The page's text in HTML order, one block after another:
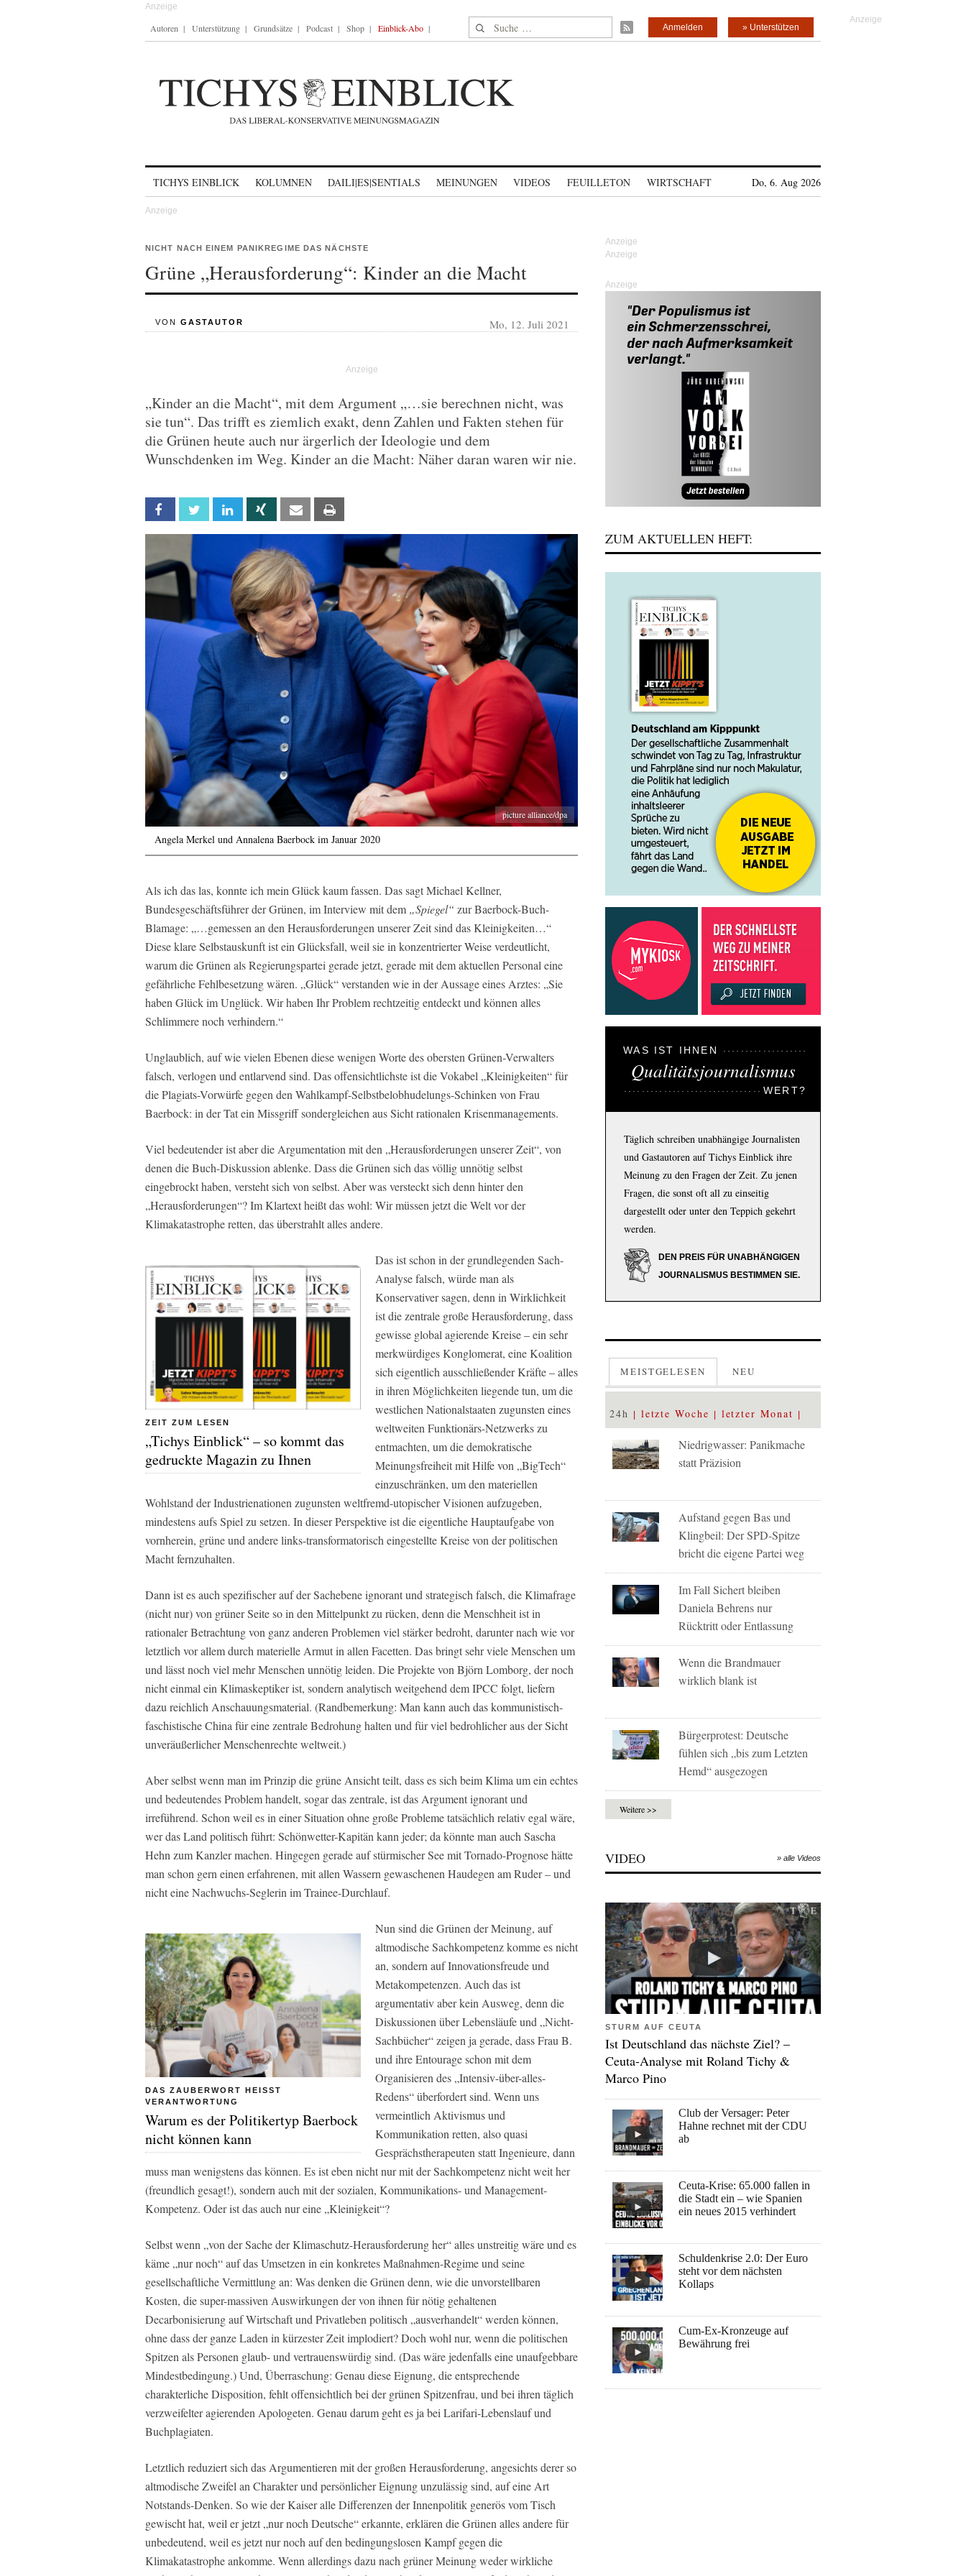
Autoren Unterstützung Grundsätze Podcast Shop Einblick-Abo Suche nach: » Unterstützen
Anmelden
TICHYS EINBLICK KOLUMNEN DAILI|ES|SENTIALS MEINUNGEN VIDEOS FEUILLETON WIRTSCHAFT Do, 6. Aug 2026
NICHT NACH EINEM PANIKREGIME DAS NÄCHSTE
Grüne „Herausforderung“: Kinder an die Macht
VON GASTAUTOR Mo, 12. Juli 2021
„Kinder an die Macht“, mit dem Argument „…sie berechnen nicht, was
sie tun“. Das trifft es ziemlich exakt, denn Zahlen und Fakten stehen für
die Grünen heute auch nur ärgerlich der Ideologie und dem
Wunschdenken im Weg. Kinder an die Macht: Näher daran waren wir nie.
Facebook Twitter Linkedin Xing Email
picture alliance/dpa
Angela Merkel und Annalena Baerbock im Januar 2020
Als ich das las, konnte ich mein Glück kaum fassen. Das sagt Michael Kellner,
Bundesgeschäftsführer der Grünen, im Interview mit dem „Spiegel“ zur Baerbock-Buch-
Blamage: „…gemessen an den Herausforderungen unserer Zeit sind das Kleinigkeiten…“
Diese klare Selbstauskunft ist ein Glücksfall, weil sie in konzentrierter Weise verdeutlicht,
warum die Grünen als Regierungspartei gerade jetzt, gerade mit dem aktuellen Personal eine
gefährliche Fehlbesetzung wären. „Glück“ verstanden wie in der Aussage eines Arztes: „Sie
haben Glück im Unglück. Wir haben Ihr Problem rechtzeitig entdeckt und können alles
Schlimmere noch verhindern.“
Unglaublich, auf wie vielen Ebenen diese wenigen Worte des obersten Grünen-Verwalters
falsch, verlogen und entlarvend sind. Das offensichtlichste ist die Vokabel „Kleinigkeiten“ für
die Plagiats-Vorwürfe gegen den Wahlkampf-Selbstbelobhudelungs-Schinken von Frau
Baerbock: in der Tat ein Missgriff sondergleichen aus Sicht rationalen Krisenmanagements.
Viel bedeutender ist aber die Argumentation mit den „Herausforderungen unserer Zeit“, von
denen die Buch-Diskussion ablenke. Dass die Grünen sich das völlig unnötig selbst
eingebrockt haben, versteht sich von selbst. Aber was versteckt sich denn hinter den
„Herausforderungen“? Im Klartext heißt das wohl: Wir müssen jetzt die Welt vor der
Klimakatastrophe retten, das überstrahlt alles andere.
ZEIT ZUM LESEN
„Tichys Einblick“ – so kommt das
gedruckte Magazin zu Ihnen
Das ist schon in der grundlegenden Sach-
Analyse falsch, würde man als
Konservativer sagen, denn in Wirklichkeit
ist die zentrale große Herausforderung, dass
gewisse global agierende Kreise – ein sehr
merkwürdiges Konglomerat, eine Koalition
sich eigentlich ausschließender Kräfte – alles
in ihren Möglichkeiten liegende tun, um die
westlichen Nationalstaaten zugunsten eines
weltweiten Funktionärs-Netzwerks zu
entmachten, um die demokratische
Meinungsfreiheit mit Hilfe von „BigTech“
einzuschränken, um den materiellen
Wohlstand der Industrienationen zugunsten weltfremd-utopischer Visionen aufzugeben,
mindestens aufs Spiel zu setzen. In dieser Perspektive ist die eigentliche Hauptaufgabe von
vornherein, grüne und andere links-transformatorisch eingestellte Kreise von der politischen
Macht fernzuhalten.
Dann ist es auch spezifischer auf der Sachebene ignorant und strategisch falsch, die Klimafrage
(nicht nur) von grüner Seite so in den Mittelpunkt zu rücken, denn die Menschheit ist in
rationaler Betrachtung von ganz anderen Problemen viel stärker bedroht, darunter nach wie vor
letztlich vor allem durch materielle Armut in allen Facetten. Das bringt sehr viele Menschen um
und lässt noch viel mehr Menschen unnötig leiden. Die Projekte von Björn Lomborg, der noch
nicht einmal ein Klimaskeptiker ist, sondern analytisch weitgehend dem IPCC folgt, liefern
dazu reichlich Anschauungsmaterial. (Randbemerkung: Man kann auch das kommunistisch-
faschistische China für eine zentrale Bedrohung halten und für viel bedrohlicher aus der Sicht
unveräußerlicher Menschenrechte weltweit.)
Aber selbst wenn man im Prinzip die grüne Ansicht teilt, dass es sich beim Klima um ein echtes
und bedeutendes Problem handelt, sogar das zentrale, ist das Argument ignorant und
irreführend. Schon weil es in einer Situation ohne große Probleme tatsächlich relativ egal wäre,
wer das Land politisch führt: Schönwetter-Kapitän kann jeder; da könnte man auch Sascha
Hehn zum Kanzler machen. Hingegen gerade auf stürmischer See mit Tornado-Prognose hätte
man schon gern einen erfahrenen, mit allen Wassern gewaschenen Haudegen am Ruder – und
nicht eine Nachwuchs-Seglerin im Trainee-Durchlauf.
DAS ZAUBERWORT HEISST V
ERANTWORTUNG
Warum es der Politikertyp Baerbock
nicht können kann
Nun sind die Grünen der Meinung, auf
altmodische Sachkompetenz komme es nicht
an, sondern auf Innovationsfreude und
Metakompetenzen. Auch das ist
argumentativ aber kein Ausweg, denn die
Diskussionen über Lebensläufe und „Nicht-
Sachbücher“ zeigen ja gerade, dass Frau B.
und ihre Entourage schon mit dem
Organisieren des „Intensiv-über-alles-
Redens“ überfordert sind. Wenn uns
vermeintlich Aktivismus und
Kommunikation retten, also quasi
Gesprächstherapeuten statt Ingenieure, dann
muss man wenigstens das können. Es ist eben nicht nur mit der Sachkompetenz nicht weit her
(freundlich gesagt!), sondern auch mit der sozialen, Kommunikations- und Management-
Kompetenz. Oder ist das auch nur eine „Kleinigkeit“?
Selbst wenn „von der Sache der Klimaschutz-Herausforderung her“ alles unstreitig wäre und es
käme „nur noch“ auf das Umsetzen in ein konkretes Maßnahmen-Regime und seine
gesellschaftliche Vermittlung an: Was denken die Grünen denn, wie die unvorstellbaren
Kosten, die super-massiven Auswirkungen der von ihnen für nötig gehaltenen
Decarbonisierung auf Wirtschaft und Privatleben politisch „ausverhandelt“ werden können,
ohne dass der ganze Laden in kürzester Zeit implodiert? Doch wohl nur, wenn die politischen
Spitzen als Personen glaub- und vertrauenswürdig sind. (Das wäre jedenfalls eine unaufgebbare
Mindestbedingung.) Und, Überraschung: Genau diese Eignung, die entsprechende
charakterliche Disposition, fehlt offensichtlich bei der grünen Spitzenfrau, und bei ihren täglich
verzweifelter agierenden Apologeten. Genau darum geht es ja bei Larifari-Lebenslauf und
Buchplagiaten.
Letztlich reduziert sich das Argumentieren mit der großen Herausforderung, angesichts derer so
altmodische Zweifel an Charakter und persönlicher Eignung unzulässig sind, auf eine Art
Notstands-Denken. So wie der Kaiser alle Differenzen der Innenpolitik generös vom Tisch
gewischt hat, weil er jetzt „nur noch Deutsche“ erkannte, erklären die Grünen alles andere für
unbedeutend, weil es jetzt nur noch auf den bedingungslosen Kampf gegen die
Klimakatastrophe ankomme. Wenn allerdings dazu nach grüner Meinung weder wirkliche
Anzeige
ZUM AKTUELLEN HEFT:
WAS IST IHNEN
Qualitätsjournalismus
WERT?
Täglich schreiben unabhängige Journalisten
und Gastautoren auf Tichys Einblick ihre
Meinung zu den Fragen der Zeit. Zu jenen
Fragen, die sonst oft all zu einseitig
dargestellt oder unter den Teppich gekehrt
werden.
DEN PREIS FÜR UNABHÄNGIGEN
JOURNALISMUS BESTIMMEN SIE.
MEISTGELESEN NEU
24h letzte Woche letzter Monat
Niedrigwasser: Panikmache
statt Präzision
Aufstand gegen Bas und
Klingbeil: Der SPD-Spitze
bricht die eigene Partei weg
Im Fall Sichert bleiben
Daniela Behrens nur
Rücktritt oder Entlassung
Wenn die Brandmauer
wirklich blank ist
Bürgerprotest: Deutsche
fühlen sich „bis zum Letzten
Hemd“ ausgezogen
Weitere >>
VIDEO » alle Videos
STURM AUF CEUTA
Ist Deutschland das nächste Ziel? –
Ceuta-Analyse mit Roland Tichy &
Marco Pino
Club der Versager: Peter
Hahne rechnet mit der CDU
ab
Ceuta-Krise: 65.000 fallen in
die Stadt ein – wie Spanien
ein neues 2015 verhindert
Schuldenkrise 2.0: Der Euro
steht vor dem nächsten
Kollaps
Cum-Ex-Kronzeuge auf
Bewährung frei